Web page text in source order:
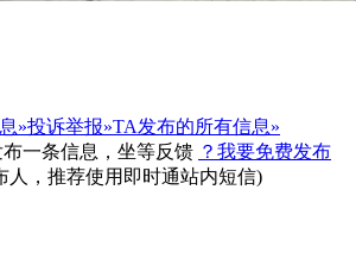
»投诉举报»TA发布的所有信息»
一条信息，坐等反馈 ？我要免费发布
人，推荐使用即时通站内短信)